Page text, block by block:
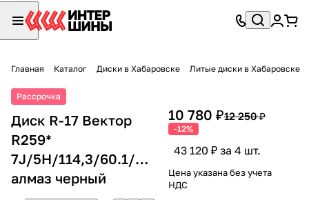
Главная Каталог Диски в Хабаровске Литые диски в Хабаровске
Рассрочка
Диск R-17 Вектор
R259*
7J/5H/114,3/60.1/+35
алмаз черный
10 780 ₽12 250 ₽
-12%
43 120 ₽ за 4 шт.
Цена указана без учета
НДС